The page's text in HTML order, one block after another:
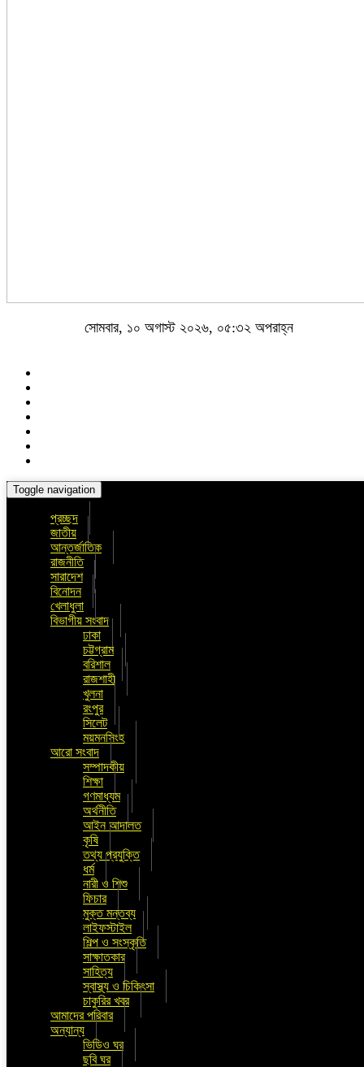
সোমবার, ১০ অগাস্ট ২০২৬, ০৫:৩২ অপরাহ্ন
Toggle navigation
প্রচ্ছদ
জাতীয়
আন্তর্জাতিক
রাজনীতি
সারাদেশ
বিনোদন
খেলাধুলা
বিভাগীয় সংবাদ
ঢাকা
চট্টগ্রাম
বরিশাল
রাজশাহী
খুলনা
রংপুর
সিলেট
ময়মনসিংহ
আরো সংবাদ
সম্পাদকীয়
শিক্ষা
গণমাধ্যম
অর্থনীতি
আইন আদালত
কৃষি
তথ্য প্রযুক্তি
ধর্ম
নারী ও শিশু
ফিচার
মুক্ত মন্তব্য
লাইফস্টাইল
শিল্প ও সংস্কৃতি
সাক্ষাতকার
সাহিত্য
স্বাস্থ্য ও চিকিৎসা
চাকুরির খবর
আমাদের পরিবার
অন্যান্য
ভিডিও ঘর
ছবি ঘর